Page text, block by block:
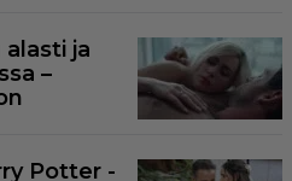
alasti ja
–
Potter -